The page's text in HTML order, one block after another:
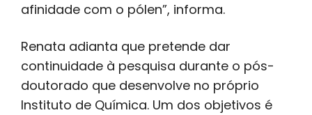
afinidade com o pólen”, informa.
Renata adianta que pretende dar
continuidade à pesquisa durante o pós-
doutorado que desenvolve no próprio
Instituto de Química. Um dos objetivos é